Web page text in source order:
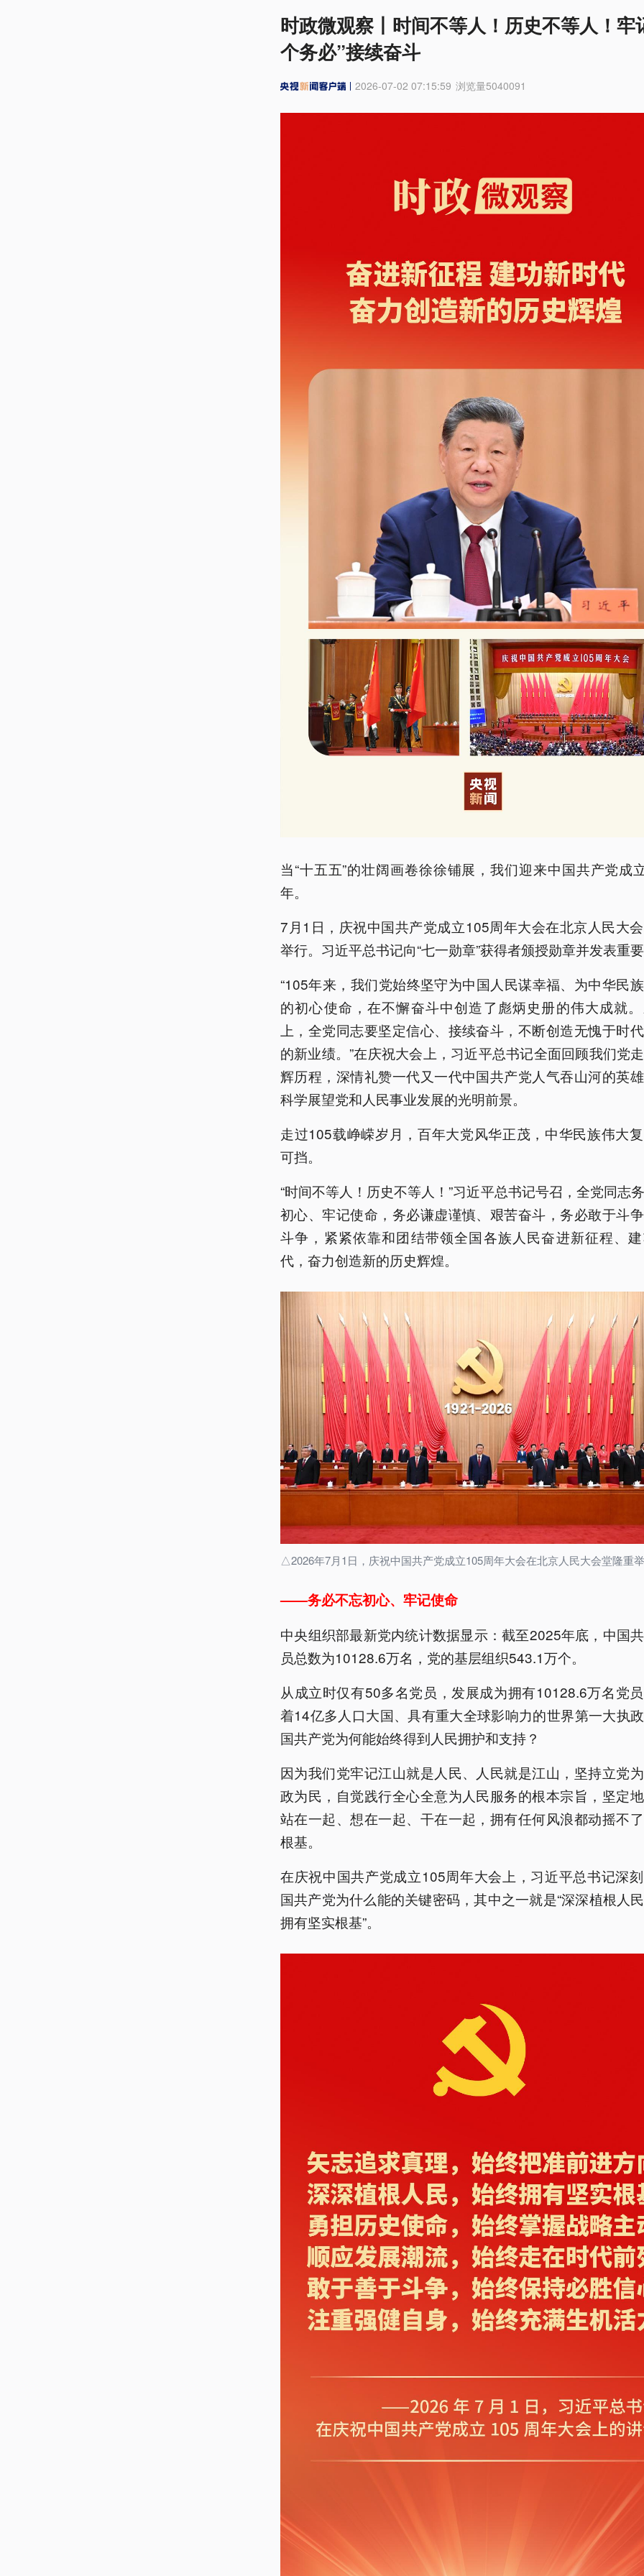
时政微观察丨时间不等人！历史不等人！牢
个务必”接续奋斗
2026-07-02 07:15:59 浏览量5040091
当“十五五”的壮阔画卷徐徐铺展，我们迎来中国共产党成
年。
7月1日，庆祝中国共产党成立105周年大会在北京人民大
举行。习近平总书记向“七一勋章”获得者颁授勋章并发表重
“105年来，我们党始终坚守为中国人民谋幸福、为中华民
的初心使命，在不懈奋斗中创造了彪炳史册的伟大成就
上，全党同志要坚定信心、接续奋斗，不断创造无愧于时
的新业绩。”在庆祝大会上，习近平总书记全面回顾我们党
辉历程，深情礼赞一代又一代中国共产党人气吞山河的英
科学展望党和人民事业发展的光明前景。
走过105载峥嵘岁月，百年大党风华正茂，中华民族伟大
可挡。
“时间不等人！历史不等人！”习近平总书记号召，全党同志
初心、牢记使命，务必谦虚谨慎、艰苦奋斗，务必敢于斗
斗争，紧紧依靠和团结带领全国各族人民奋进新征程、
代，奋力创造新的历史辉煌。
△2026年7月1日，庆祝中国共产党成立105周年大会在北京人民大会堂隆重
——务必不忘初心、牢记使命
中央组织部最新党内统计数据显示：截至2025年底，中国
员总数为10128.6万名，党的基层组织543.1万个。
从成立时仅有50多名党员，发展成为拥有10128.6万名党
着14亿多人口大国、具有重大全球影响力的世界第一大执
国共产党为何能始终得到人民拥护和支持？
因为我们党牢记江山就是人民、人民就是江山，坚持立党
政为民，自觉践行全心全意为人民服务的根本宗旨，坚定
站在一起、想在一起、干在一起，拥有任何风浪都动摇不
根基。
在庆祝中国共产党成立105周年大会上，习近平总书记深
国共产党为什么能的关键密码，其中之一就是“深深植根人
拥有坚实根基”。